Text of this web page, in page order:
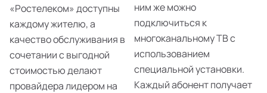
«Ростелеком» доступны
каждому жителю, а
качество обслуживания в
сочетании с выгодной
стоимостью делают
провайдера лидером на
ним же можно
подключиться к
многоканальному ТВ с
использованием
специальной установки.
Каждый абонент получает